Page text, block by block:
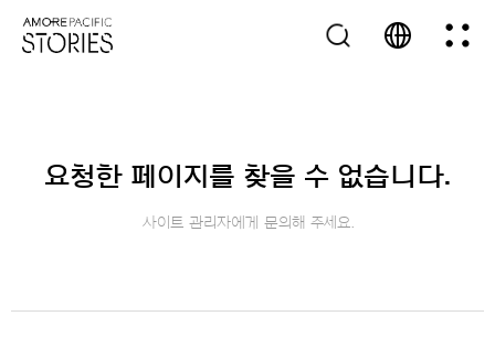
요청한 페이지를 찾을 수 없습니다.
사이트 관리자에게 문의해 주세요.